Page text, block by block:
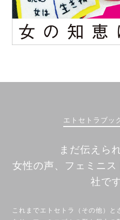
エトセトラブッ
まだ伝えら
女性の声、フェミニ
社です
これまでエトセトラ（その他）と